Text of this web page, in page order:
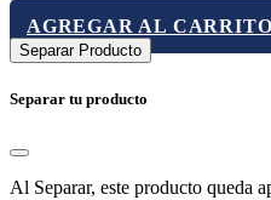
AGREGAR AL CARRITO
Separar Producto
Separar tu producto
Al Separar, este producto queda